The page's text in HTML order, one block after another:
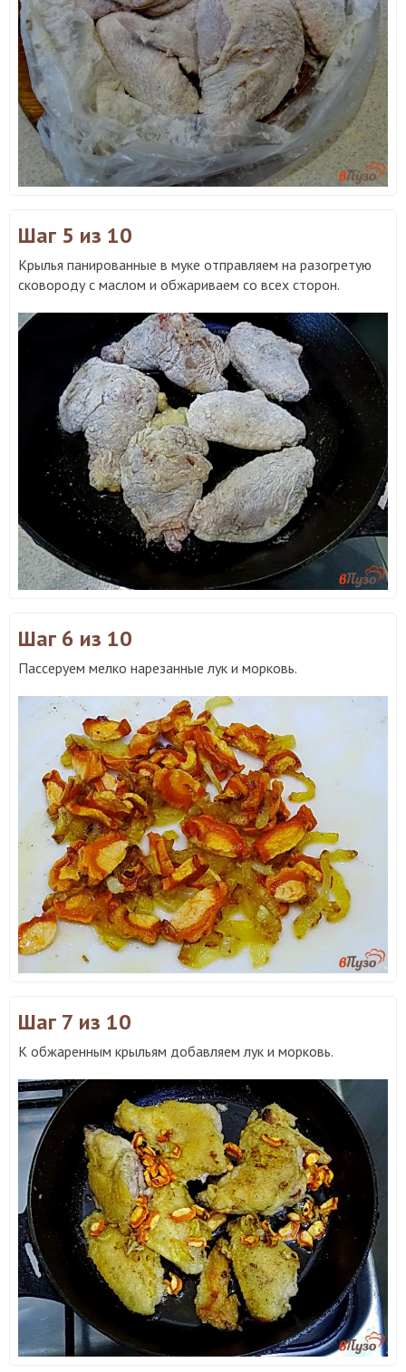
Шаг 5 из 10
Крылья панированные в муке отправляем на разогретую
сковороду с маслом и обжариваем со всех сторон.
Шаг 6 из 10
Пассеруем мелко нарезанные лук и морковь.
Шаг 7 из 10
К обжаренным крыльям добавляем лук и морковь.